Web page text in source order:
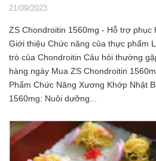
21/09/2023
ZS Chondroitin 1560mg - Hỗ trợ phục
Giới thiệu Chức năng của thực phẩm
trò của Chondroitin Câu hỏi thường
hàng ngày Mua ZS Chondroitin
Phẩm Chức Năng Xương Khớp Nhật
1560mg: Nuôi dưỡng...